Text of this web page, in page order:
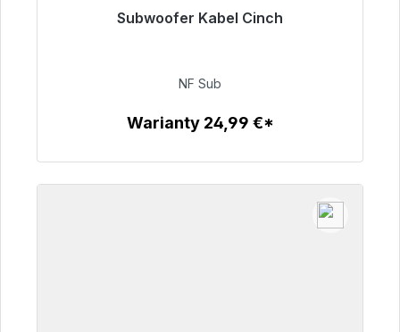
Subwoofer Kabel Cinch
Gotowy do natychmiastowej wysyłki, czas
63,99 €
NF Sub
Warianty 24,99 €*